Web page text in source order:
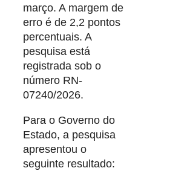
março. A margem de
erro é de 2,2 pontos
percentuais. A
pesquisa está
registrada sob o
número RN-
07240/2026.
Para o Governo do
Estado, a pesquisa
apresentou o
seguinte resultado: